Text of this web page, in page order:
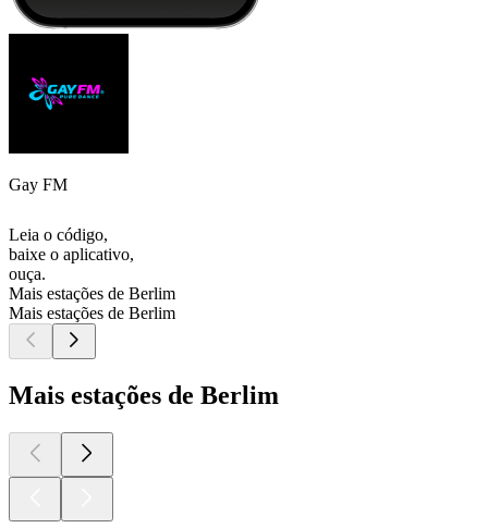
Gay FM
Leia o código,
baixe o aplicativo,
ouça.
Mais estações de Berlim
Mais estações de Berlim
Mais estações de Berlim